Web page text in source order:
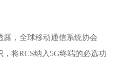
露，全球移动通信系统协会
将RCS纳入5G终端的必选功